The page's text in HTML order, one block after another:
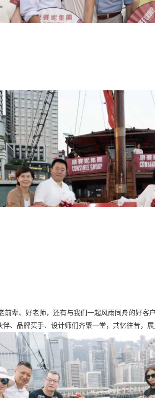
辈、好老师，还有与我们一起风雨同舟的好
、品牌买手、设计师们齐聚一堂，共忆往昔，展